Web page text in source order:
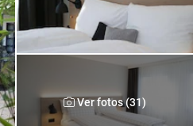
Ver fotos (31)